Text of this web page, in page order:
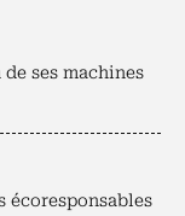
ses machines
écoresponsables